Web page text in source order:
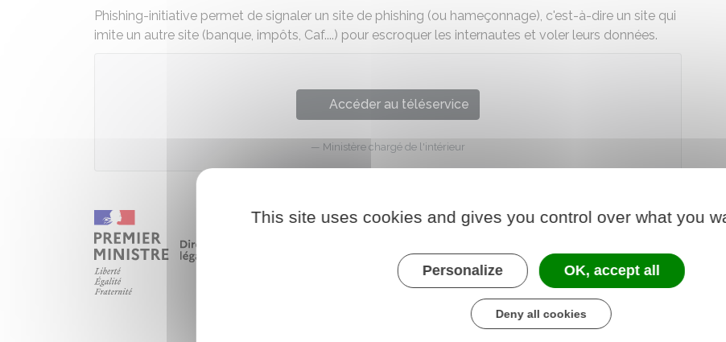
Phishing-initiative permet de signaler un site de phishing (ou hameçonnage), c'est-à-dire un site qui
imite un autre site (banque, impôts, Caf....) pour escroquer les internautes et voler leurs données.
Accéder au téléservice
Ministère chargé de l'intérieur
This site uses cookies and gives you control over what you
Personalize OK, accept all
Deny all cookies